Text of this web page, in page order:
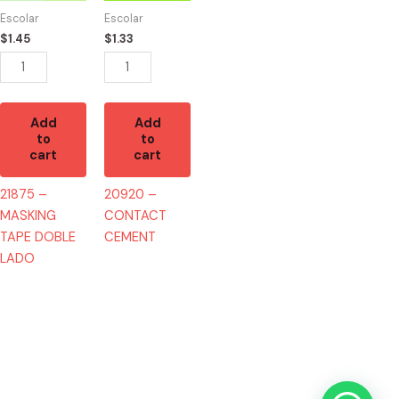
Escolar
$1.45
DOBLE
LADO
quantity
Add
to
cart
21875 –
MASKING
TAPE DOBLE
LADO
Escolar
$1.33
quantity
Add
to
cart
20920 –
CONTACT
CEMENT